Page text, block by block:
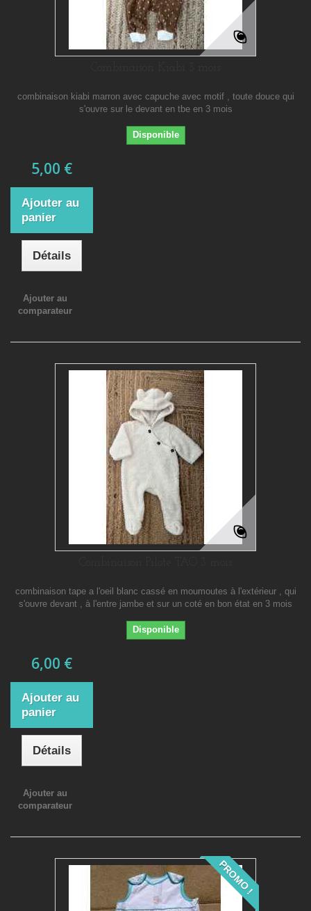
combinaison kiabi marron avec capuche avec motif , toute douce qui
s'ouvre sur le devant en tbe en 3 mois
Disponible
5,00 €
Ajouter au
panier
Détails
Ajouter au
comparateur
combinaison tape a l'oeil blanc cassé en moumoutes à l'extérieur , qui
s'ouvre devant , à l'entre jambe et sur un coté en bon état en 3 mois
Disponible
6,00 €
Ajouter au
panier
Détails
Ajouter au
comparateur
PROMO !